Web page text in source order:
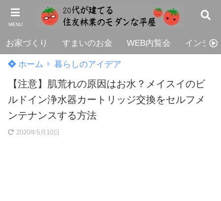
MENU
お家づくり すまいのお金 WEB内覧会 インテリ
ホーム 暮らしのアイデア
【注意】肌荒れの原因はお水？メイスイのビ
ルドイン浄水器カートリッジ交換をセルフメ
ンテナンスする方法
2020年5月10日